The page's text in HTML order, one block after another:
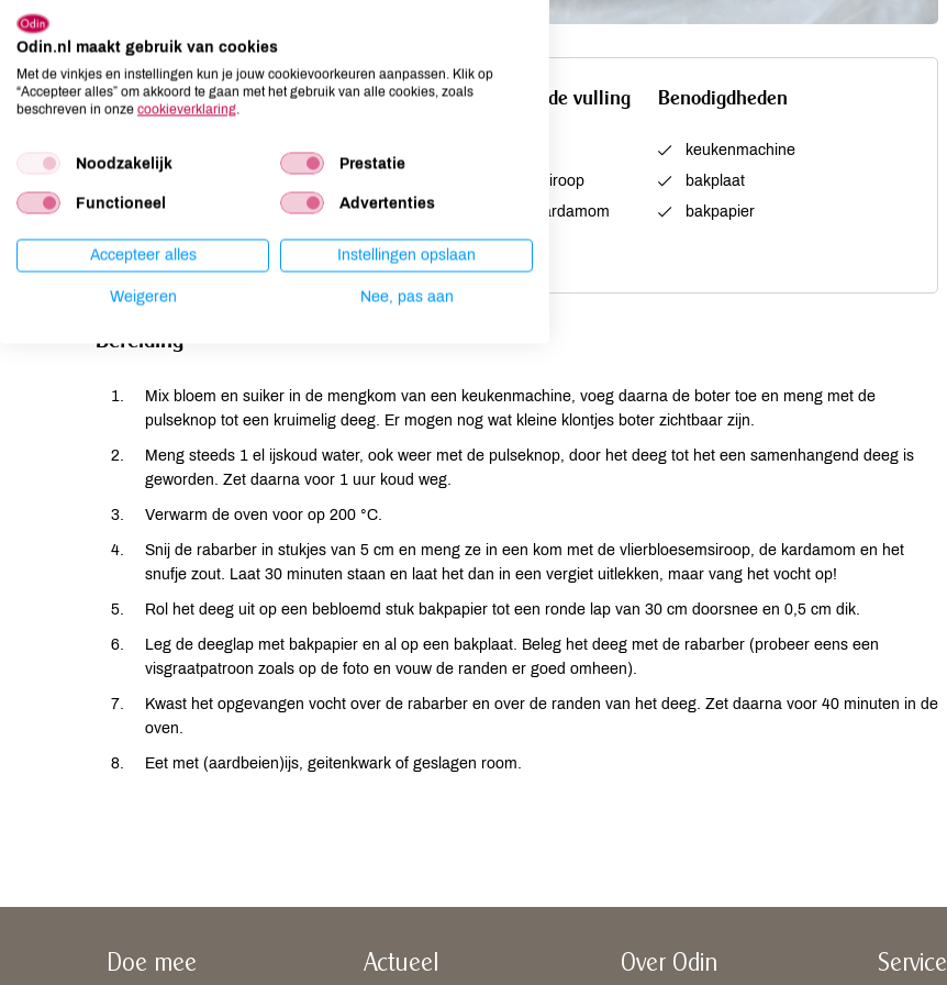
Ingrediënten voor het deeg
3 el rietsuiker
4-6 el ijskoud water
Ingrediënten voor de vulling
3 el vlierbloesemsiroop
snufje gemalen kardamom
snufje zout
Benodigdheden
keukenmachine
bakplaat
bakpapier
Bereiding
Mix bloem en suiker in de mengkom van een keukenmachine, voeg daarna de boter toe en meng met de
pulseknop tot een kruimelig deeg. Er mogen nog wat kleine klontjes boter zichtbaar zijn.
Meng steeds 1 el ijskoud water, ook weer met de pulseknop, door het deeg tot het een samenhangend deeg is
geworden. Zet daarna voor 1 uur koud weg.
Verwarm de oven voor op 200 °C.
Snij de rabarber in stukjes van 5 cm en meng ze in een kom met de vlierbloesemsiroop, de kardamom en het
snufje zout. Laat 30 minuten staan en laat het dan in een vergiet uitlekken, maar vang het vocht op!
Rol het deeg uit op een bebloemd stuk bakpapier tot een ronde lap van 30 cm doorsnee en 0,5 cm dik.
Leg de deeglap met bakpapier en al op een bakplaat. Beleg het deeg met de rabarber (probeer eens een
visgraatpatroon zoals op de foto en vouw de randen er goed omheen).
Kwast het opgevangen vocht over de rabarber en over de randen van het deeg. Zet daarna voor 40 minuten in de
oven.
Eet met (aardbeien)ijs, geitenkwark of geslagen room.
Doe mee Actueel Over Odin Service
Odin.nl maakt gebruik van cookies
Met de vinkjes en instellingen kun je jouw cookievoorkeuren aanpassen. Klik op
“Accepteer alles” om akkoord te gaan met het gebruik van alle cookies, zoals
beschreven in onze cookieverklaring.
Noodzakelijk Prestatie
Functioneel Advertenties
Accepteer alles Instellingen opslaan
Weigeren Nee, pas aan